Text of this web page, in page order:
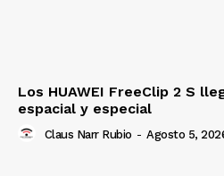
Los HUAWEI FreeClip 2 S
espacial y especial
Claus Narr Rubio - Agosto 5,